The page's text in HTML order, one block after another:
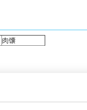
肉馕